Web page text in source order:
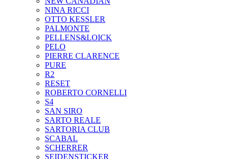
NINA RICCI
OTTO KESSLER
PALMONTE
PELLENS&LOICK
PELO
PIERRE CLARENCE
PURE
R2
RESET
ROBERTO CORNELLI
S4
SAN SIRO
SARTO REALE
SARTORIA CLUB
SCABAL
SCHERRER
SEIDENSTICKER